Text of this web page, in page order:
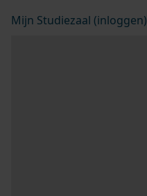
Mijn Studiezaal (inloggen)